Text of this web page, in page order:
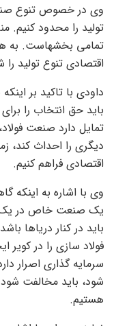
وی در خصوص تنوع
تولید را محدود کنیم.
تمامی بخشهاست. به
اقتصادی تنوع تولید
داودی با تاکید بر
باید حق انتخاب را
تمایل دارد صنعت
دیگری را احداث کند،
اقتصادی فراهم کنیم.
وی با اشاره به
یک صنعت خاص در یک
باید در کنار دریا‌ها
فولاد سازی را در کویر
سرمایه گذاری اصرار
شود، باید مخالفت
هستیم.